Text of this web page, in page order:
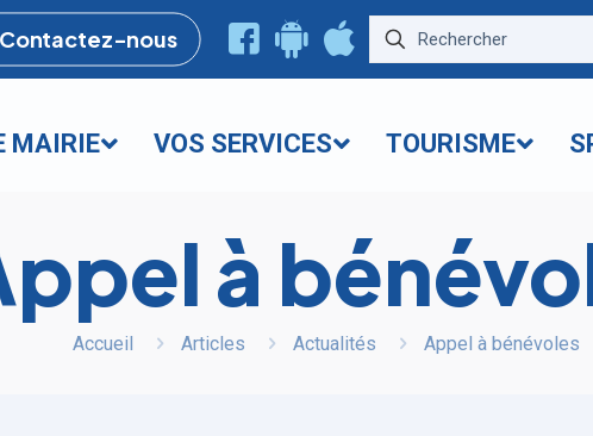
Contactez-nous
MAIRIE VOS SERVICES TOURISME
à
Accueil Articles Actualités Appel à bénévoles